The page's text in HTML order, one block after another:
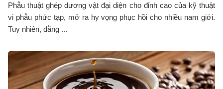
Phẫu thuật ghép dương vật đại diện cho đỉnh cao của kỹ thuật
vi phẫu phức tạp, mở ra hy vọng phục hồi cho nhiều nam giới.
Tuy nhiên, đằng ...